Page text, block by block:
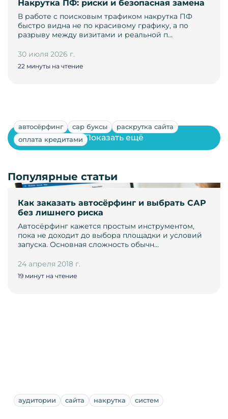
Накрутка ПФ: риски и безопасная замена
В работе с поисковым трафиком накрутка ПФ
быстро видна не по красивому графику, а по
разрыву между визитами и реальной п…
30 июля 2026 г.
22 минуты на чтение
автосёрфинг сар буксы
раскрутка сайта
оплата кредитами
Как заказать автосёрфинг и выбрать САР
без лишнего риска
Автосёрфинг кажется простым инструментом,
пока не доходит до выбора площадки и условий
запуска. Основная сложность обычн…
24 апреля 2018 г.
19 минут на чтение
Показать ещё
Популярные статьи
аудитории сайта накрутка систем